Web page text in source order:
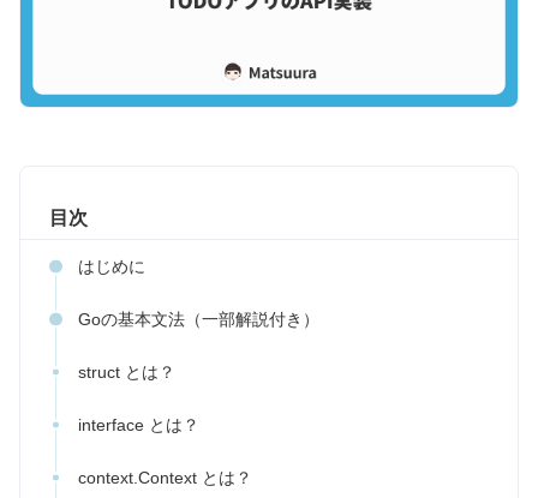
目次
はじめに
Goの基本文法（一部解説付き）
struct とは？
interface とは？
context.Context とは？